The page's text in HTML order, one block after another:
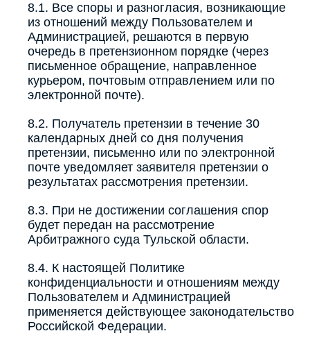
8.1. Все споры и разногласия, возникающие
из отношений между Пользователем и
Администрацией, решаются в первую
очередь в претензионном порядке (через
письменное обращение, направленное
курьером, почтовым отправлением или по
электронной почте).
8.2. Получатель претензии в течение 30
календарных дней со дня получения
претензии, письменно или по электронной
почте уведомляет заявителя претензии о
результатах рассмотрения претензии.
8.3. При не достижении соглашения спор
будет передан на рассмотрение
Арбитражного суда Тульской области.
8.4. К настоящей Политике
конфиденциальности и отношениям между
Пользователем и Администрацией
применяется действующее законодательство
Российской Федерации.